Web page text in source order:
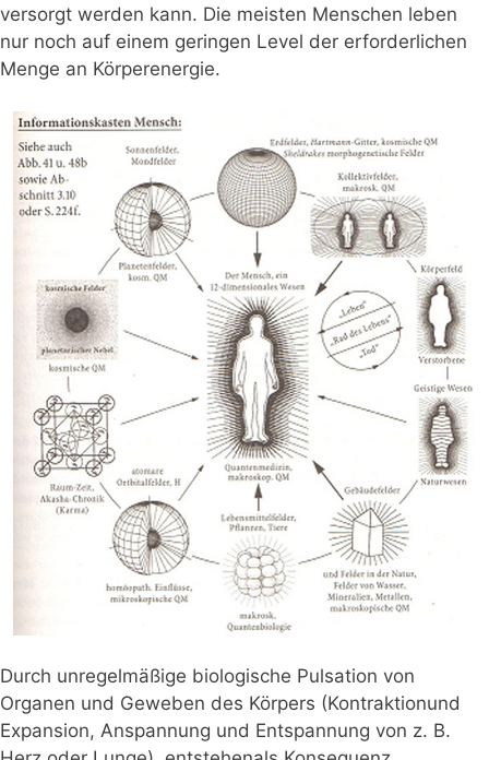
versorgt werden kann. Die meisten Menschen leben
nur noch auf einem geringen Level der erforderlichen
Menge an Körperenergie.
Durch unregelmäßige biologische Pulsation von
Organen und Geweben des Körpers (Kontraktionund
Expansion, Anspannung und Entspannung von z. B.